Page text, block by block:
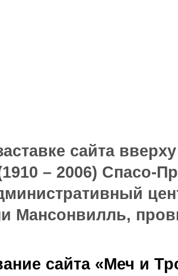
сайта
– 2006) Спасо-
Мансонвилль,
сайта «Меч и